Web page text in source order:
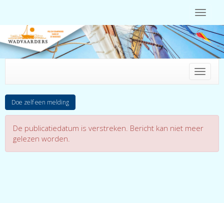
Toggle
Doe zelf een melding
De publicatiedatum is verstreken. Bericht kan niet meer
gelezen worden.